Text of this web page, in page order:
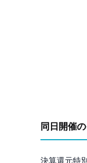
同日開催
旭川市
決算還元特